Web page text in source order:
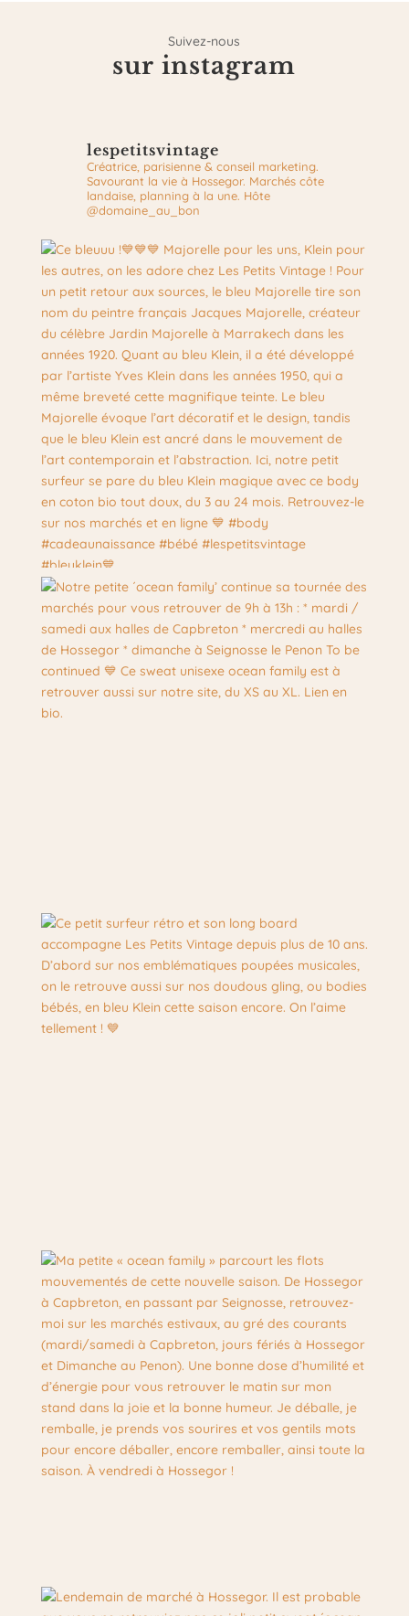
Suivez-nous
sur instagram
lespetitsvintage
Créatrice, parisienne & conseil marketing.
Savourant la vie à Hossegor. Marchés côte
landaise, planning à la une. Hôte
@domaine_au_bon